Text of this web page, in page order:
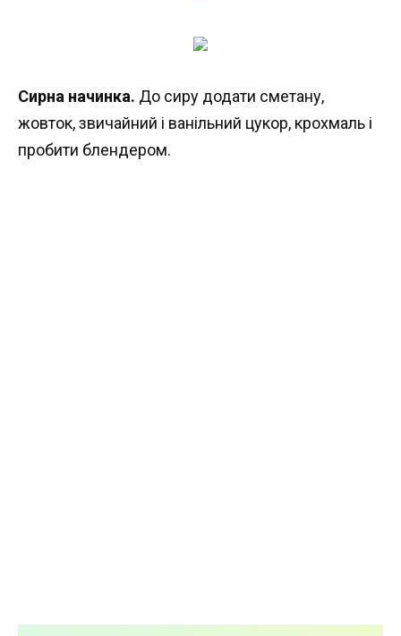
Сирна начинка. До сиру додати сметану,
жовток, звичайний і ванільний цукор, крохмаль і
пробити блендером.